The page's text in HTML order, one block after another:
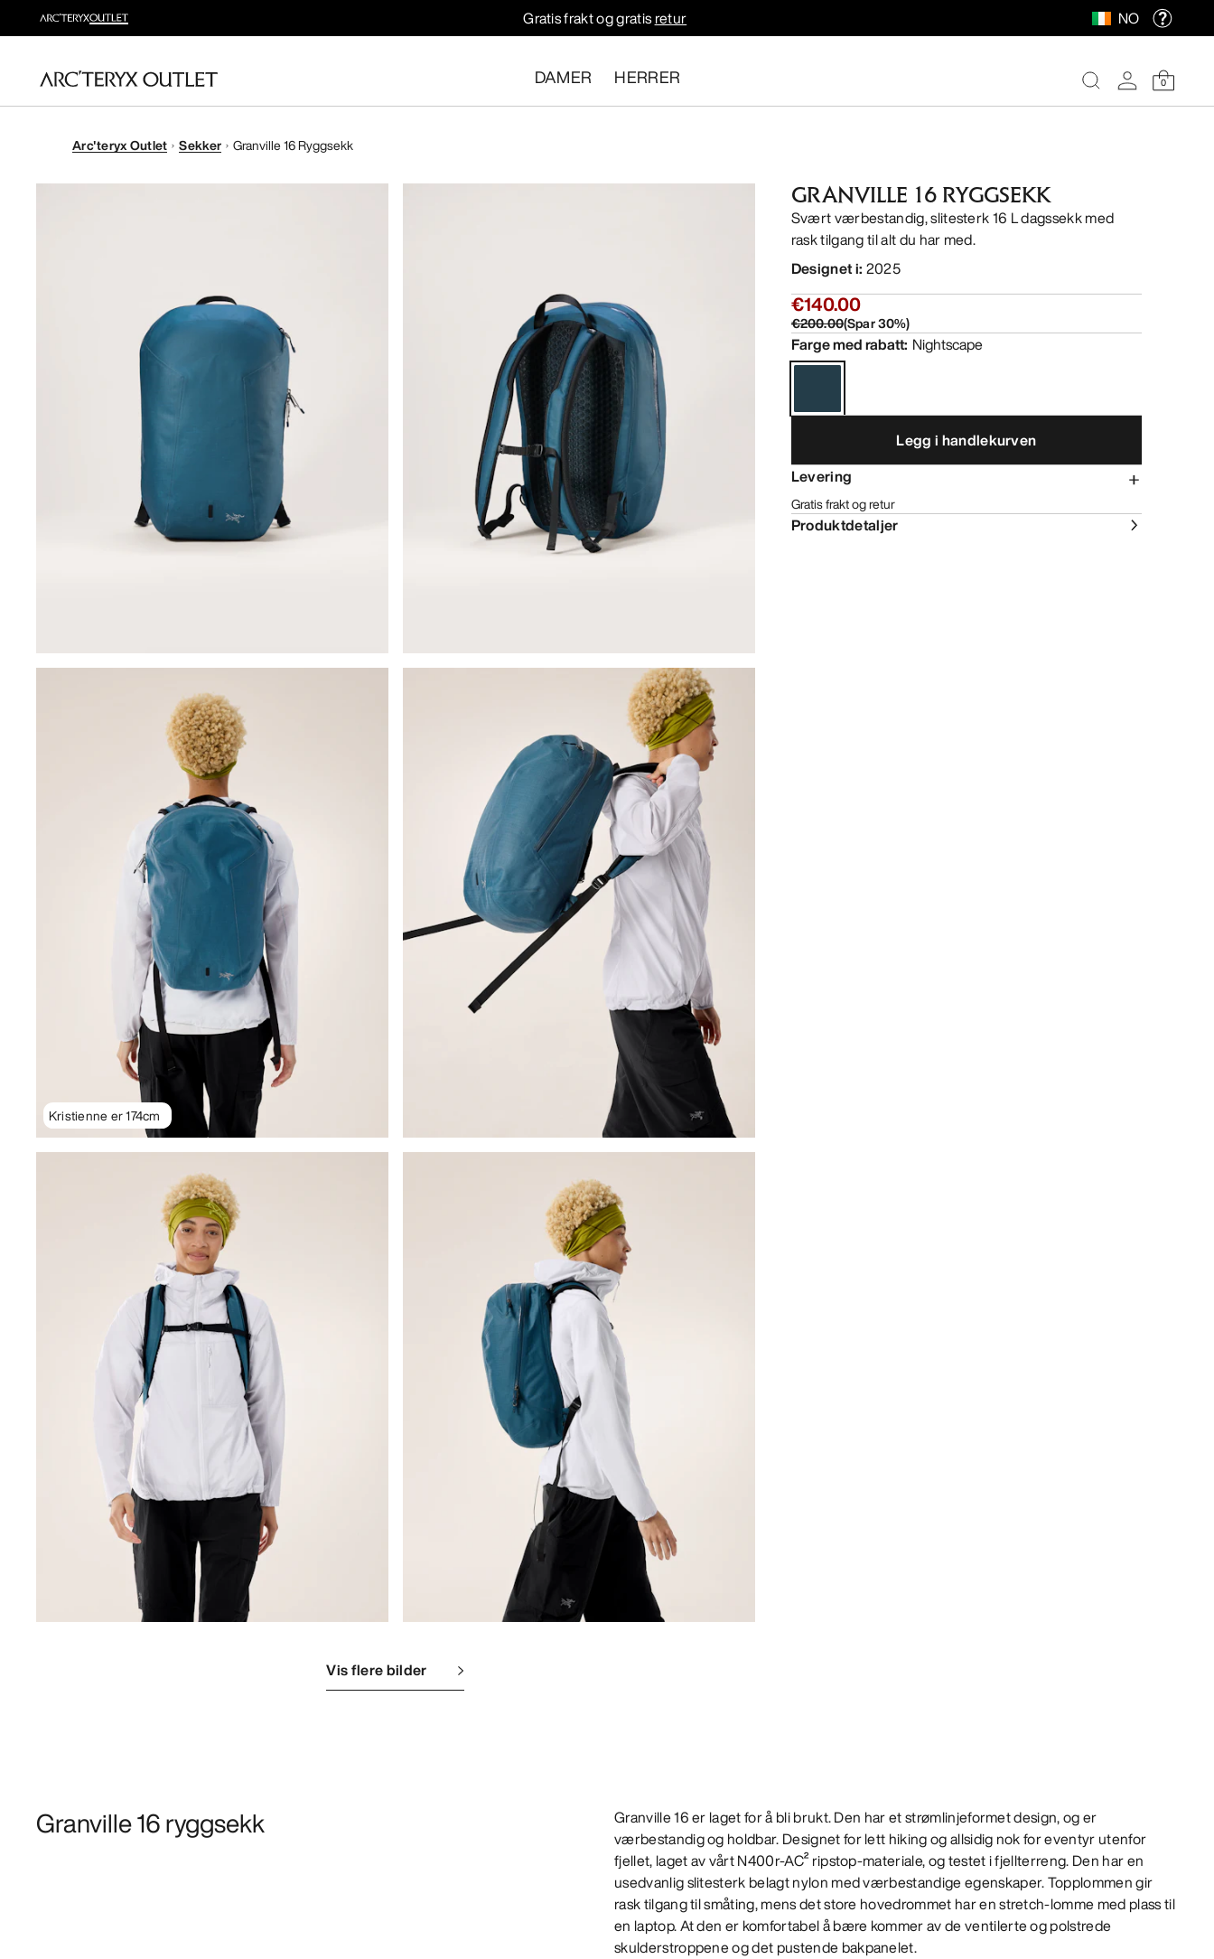
Gratis frakt og gratisretur NO
DAMER HERRER 0
Arc'teryx Outlet Sekker Granville 16 Ryggsekk
Kristienne er 174cm
Vis flere bilder
GRANVILLE 16 RYGGSEKK
Svært værbestandig, slitesterk 16 L dagssekk med
rask tilgang til alt du har med.
Designet i: 2025
€140.00
€200.00(Spar30%)
Farge med rabatt: Nightscape
Legg i handlekurven
Levering
Gratis frakt og retur
Produktdetaljer
Granville 16 ryggsekk
Granville 16 er laget for å bli brukt. Den har et strømlinjeformet design, og er
værbestandig og holdbar. Designet for lett hiking og allsidig nok for eventyr utenfor
fjellet, laget av vårt N400r-AC² ripstop-materiale, og testet i fjellterreng. Den har en
usedvanlig slitesterk belagt nylon med værbestandige egenskaper. Topplommen gir
rask tilgang til småting, mens det store hovedrommet har en stretch-lomme med plass til
en laptop. At den er komfortabel å bære kommer av de ventilerte og polstrede
skulderstroppene og det pustende bakpanelet.